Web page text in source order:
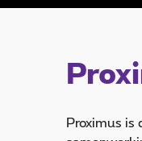
Proximus is